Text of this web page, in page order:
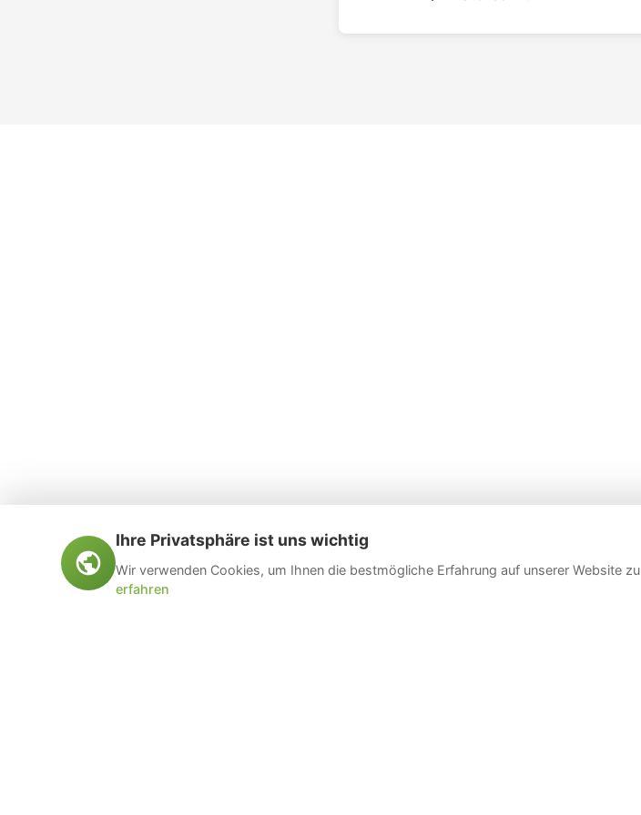
Ihre Privatsphäre ist uns wichtig
Wir verwenden Cookies, um Ihnen die bestmögliche Erfahrung auf unserer Website
erfahren